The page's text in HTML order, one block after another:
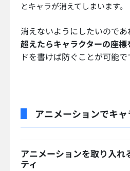
とキャラが消えてしまいます。
消えないようにしたいのであ
超えたらキャラクターの座標
ドを書けば防ぐことが可能で
アニメーションでキ
アニメーションを取り入
ティ